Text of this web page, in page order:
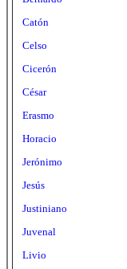
Catón
Celso
Cicerón
César
Erasmo
Horacio
Jerónimo
Jesús
Justiniano
Juvenal
Livio